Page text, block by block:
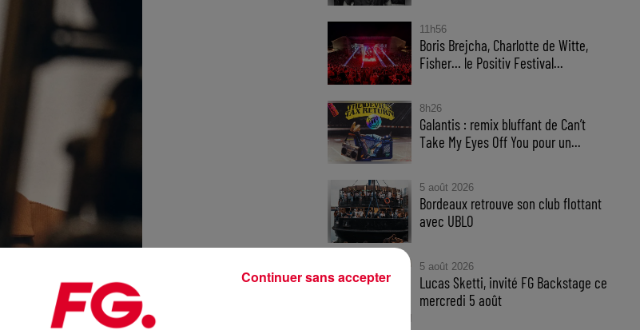
11h56
Boris Brejcha, Charlotte de Witte,
Fisher… le Positiv Festival...
8h26
Galantis : remix bluffant de Can’t
Take My Eyes Off You pour un...
5 août 2026
Bordeaux retrouve son club flottant
avec UBLO
5 août 2026
Lucas Sketti, invité FG Backstage ce
mercredi 5 août
Continuer sans accepter